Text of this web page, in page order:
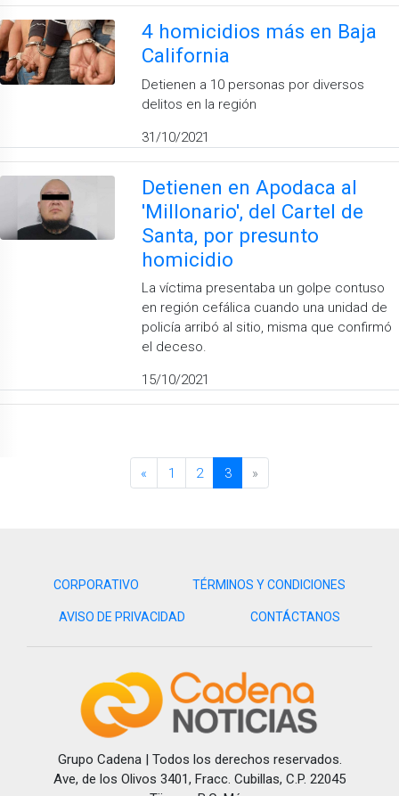
4 homicidios más en Baja
California
Detienen a 10 personas por diversos
delitos en la región
31/10/2021
Detienen en Apodaca al
'Millonario', del Cartel de
Santa, por presunto
homicidio
La víctima presentaba un golpe contuso
en región cefálica cuando una unidad de
policía arribó al sitio, misma que confirmó
el deceso.
15/10/2021
« 1 2 3 »
CORPORATIVO TÉRMINOS Y CONDICIONES
AVISO DE PRIVACIDAD CONTÁCTANOS
Grupo Cadena | Todos los derechos reservados.
Ave, de los Olivos 3401, Fracc. Cubillas, C.P. 22045